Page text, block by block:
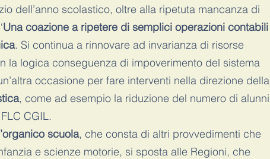
dell’anno scolastico, oltre alla ripetuta mancanza di
Una coazione a ripetere di semplici operazioni contabili
. Si continua a rinnovare ad invarianza di risorse
la logica conseguenza di impoverimento del sistema
occasione per fare interventi nella direzione della
, come ad esempio la riduzione del numero di alunni
CGIL.
scuola, che consta di altri provvedimenti che
e scienze motorie, si sposta alle Regioni, che